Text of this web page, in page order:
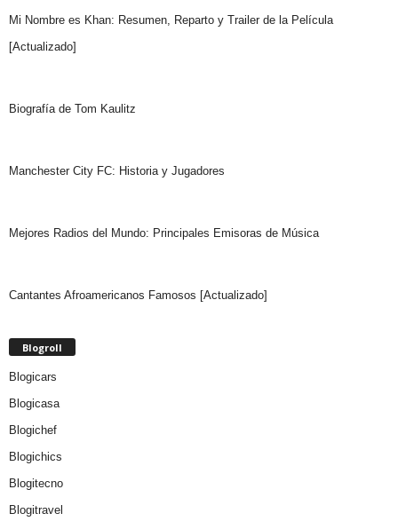
Mi Nombre es Khan: Resumen, Reparto y Trailer de la Película
[Actualizado]
Biografía de Tom Kaulitz
Manchester City FC: Historia y Jugadores
Mejores Radios del Mundo: Principales Emisoras de Música
Cantantes Afroamericanos Famosos [Actualizado]
Blogroll
Blogicars
Blogicasa
Blogichef
Blogichics
Blogitecno
Blogitravel